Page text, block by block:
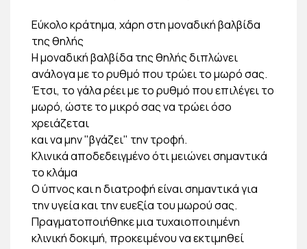
Εύκολο κράτημα, χάρη στη μοναδική βαλβίδα
της θηλής
Η μοναδική βαλβίδα της θηλής διπλώνει
ανάλογα με το ρυθμό που τρώει το μωρό σας.
Έτσι, το γάλα ρέει με το ρυθμό που επιλέγει το
μωρό, ώστε το μικρό σας να τρώει όσο
χρειάζεται
και να μην "βγάζει" την τροφή.
Κλινικά αποδεδειγμένο ότι μειώνει σημαντικά
το κλάμα
Ο ύπνος και η διατροφή είναι σημαντικά για
την υγεία και την ευεξία του μωρού σας.
Πραγματοποιήθηκε μια τυχαιοποιημένη
κλινική δοκιμή, προκειμένου να εκτιμηθεί